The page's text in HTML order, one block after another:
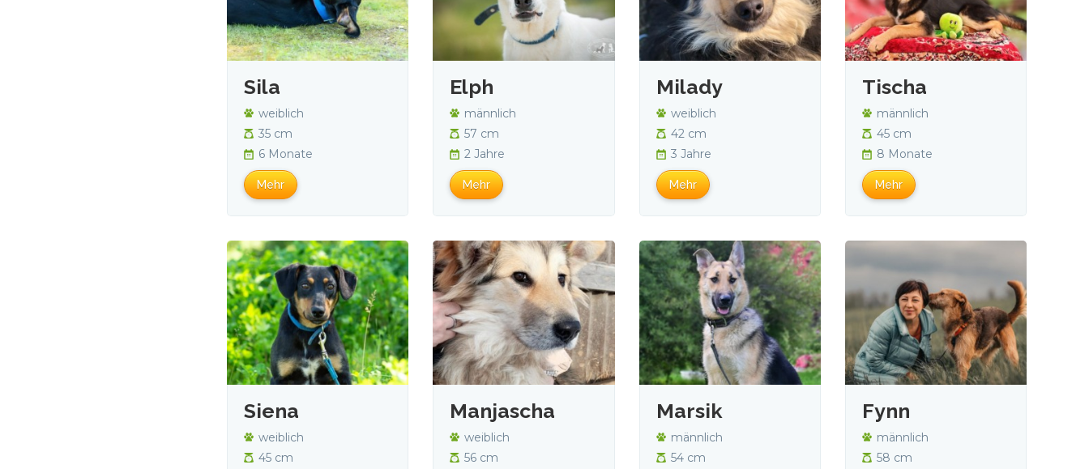
Sila
weiblich
35 cm
6 Monate
Mehr
Elph
männlich
57 cm
2 Jahre
Mehr
Milady
weiblich
42 cm
3 Jahre
Mehr
Tischa
männlich
45 cm
8 Monate
Mehr
Siena
weiblich
45 cm
Manjascha
weiblich
56 cm
Marsik
männlich
54 cm
Fynn
männlich
58 cm